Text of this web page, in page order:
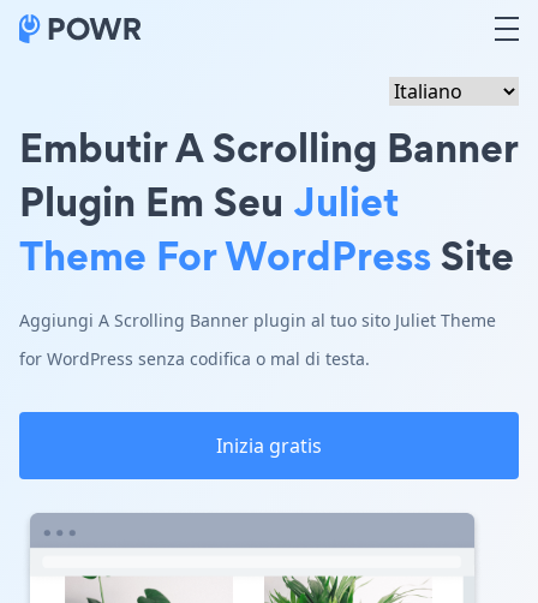
Embutir A Scrolling Banner
Plugin Em Seu Juliet
Theme For WordPressSite
Aggiungi A Scrolling Banner plugin al tuo sito Juliet Theme
for WordPress senza codifica o mal di testa.
Inizia gratis